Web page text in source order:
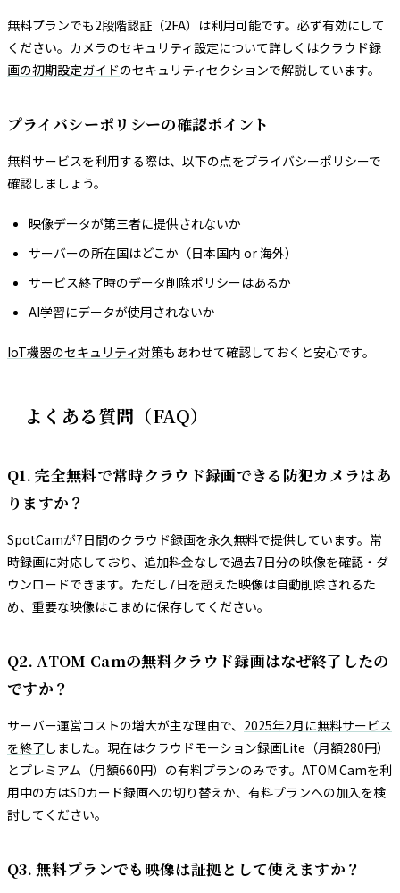
無料プランでも2段階認証（2FA）は利用可能です。必ず有効にして
ください。カメラのセキュリティ設定について詳しくはクラウド録
画の初期設定ガイドのセキュリティセクションで解説しています。
プライバシーポリシーの確認ポイント
無料サービスを利用する際は、以下の点をプライバシーポリシーで
確認しましょう。
映像データが第三者に提供されないか
サーバーの所在国はどこか（日本国内 or 海外）
サービス終了時のデータ削除ポリシーはあるか
AI学習にデータが使用されないか
IoT機器のセキュリティ対策もあわせて確認しておくと安心です。
よくある質問（FAQ）
Q1. 完全無料で常時クラウド録画できる防犯カメラはあ
りますか？
SpotCamが7日間のクラウド録画を永久無料で提供しています。常
時録画に対応しており、追加料金なしで過去7日分の映像を確認・ダ
ウンロードできます。ただし7日を超えた映像は自動削除されるた
め、重要な映像はこまめに保存してください。
Q2. ATOM Camの無料クラウド録画はなぜ終了したの
ですか？
サーバー運営コストの増大が主な理由で、 2025年2月に無料サービス
を終了 しました。現在はクラウドモーション録画Lite（月額280円）
とプレミアム（月額660円）の有料プランのみです。ATOM Camを利
用中の方はSDカード録画への切り替えか、有料プランへの加入を検
討してください。
Q3. 無料プランでも映像は証拠として使えますか？